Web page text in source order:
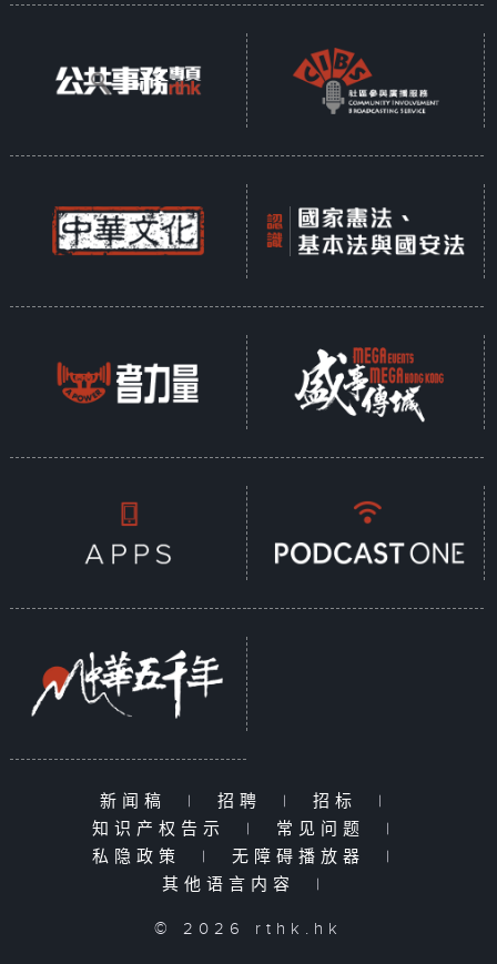
新闻稿 | 招聘 | 招标
|
知识产权告示
| 常见问题
|
私隐政策
| 无障碍播放器
|
其他语言内容
|
© 2026 rthk.hk